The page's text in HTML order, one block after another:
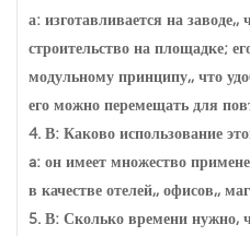
а: изготавливается на заводе,,
строительство на площадке;
модульному принципу,, что
его можно перемещать для
4. В: Каково использование
a: он имеет множество
в качестве отелей,, офисов,,
5. В: Сколько времени нужно,